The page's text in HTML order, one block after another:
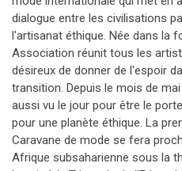
dialogue entre les civilisations
l'artisanat éthique. Née dans la
Association réunit tous les
désireux de donner de l'espoir
transition. Depuis le mois de
aussi vu le jour pour être le
pour une planète éthique. La
Caravane de mode se fera
Afrique subsaharienne sous la